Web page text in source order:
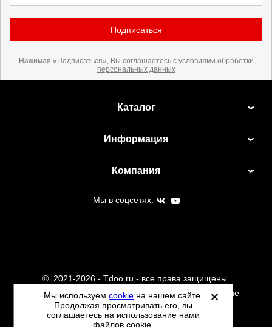
Подписаться
Нажимая «Подписаться», Вы соглашаетесь с условиями обработки
персональных данных
Каталог
Информация
Компания
Мы в соцсетях:
© 2021-2026 - Tdoo.ru - все права защищены.
Данный сайт не является интернет магазином и не
является публичной офертой.
Политика обработки персональных данных
Мы используемcookie на нашем сайте.
Продолжая просматривать его, вы
соглашаетесь на использование нами
файлов cookie.